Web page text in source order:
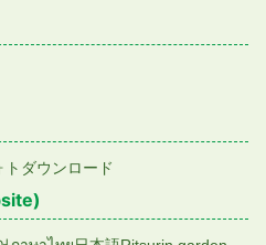
トダウンロード